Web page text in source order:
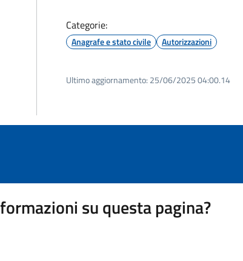
Categorie:
Anagrafe e stato civile Autorizzazioni
Ultimo aggiornamento: 25/06/2025 04:00.14
su questa pagina?